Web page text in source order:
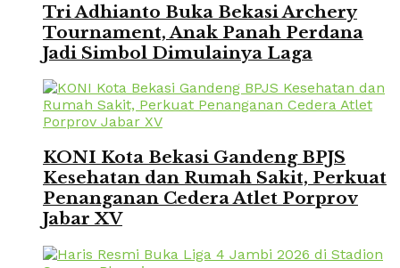
Tri Adhianto Buka Bekasi Archery
Tournament, Anak Panah Perdana
Jadi Simbol Dimulainya Laga
KONI Kota Bekasi Gandeng BPJS
Kesehatan dan Rumah Sakit, Perkuat
Penanganan Cedera Atlet Porprov
Jabar XV